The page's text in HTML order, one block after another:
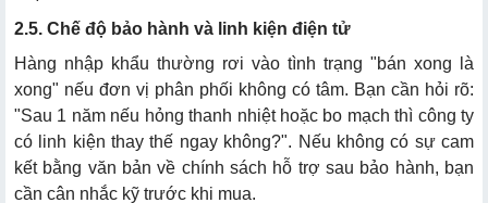
2.5. Chế độ bảo hành và linh kiện điện tử
Hàng nhập khẩu thường rơi vào tình trạng "bán xong là
xong" nếu đơn vị phân phối không có tâm. Bạn cần hỏi rõ:
"Sau 1 năm nếu hỏng thanh nhiệt hoặc bo mạch thì công ty
có linh kiện thay thế ngay không?". Nếu không có sự cam
kết bằng văn bản về chính sách hỗ trợ sau bảo hành, bạn
cần cân nhắc kỹ trước khi mua.